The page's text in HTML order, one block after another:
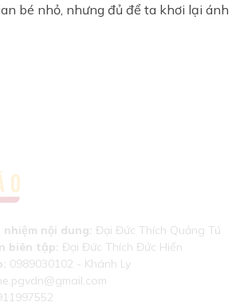
bé nhỏ, nhưng đủ để ta khơi lại ánh
nội dung: Đại Đức Thích Quảng Tú
biên tập: Đại Đức Thích Đức Hiển
0989030102 - Khánh Ly